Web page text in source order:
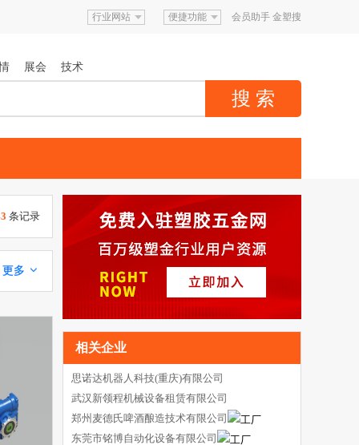
行业网站 便捷功能 会员助手 金塑搜
展会 技术
条记录
更多 
相关企业
思诺达机器人科技(重庆)有限公司
武汉新领程机械设备租赁有限公司
郑州麦德氏啤酒酿造技术有限公司
东莞市铭博自动化设备有限公司